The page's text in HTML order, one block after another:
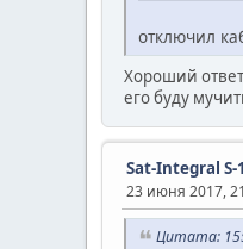
отключил
Хороший
его буду
Sat-Integral S-
23 июня 2017,
Цитата: